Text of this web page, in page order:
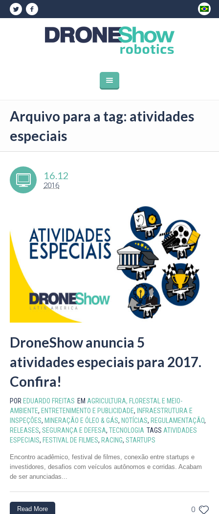
Arquivo para a tag: atividades
especiais
16.12
2016
DroneShow anuncia 5
atividades especiais para 2017.
Confira!
POR EDUARDO FREITAS EM AGRICULTURA, FLORESTAL E MEIO-
AMBIENTE, ENTRETENIMENTO E PUBLICIDADE, INFRAESTRUTURA E
INSPEÇÕES, MINERAÇÃO E ÓLEO & GÁS, NOTÍCIAS, REGULAMENTAÇÃO,
RELEASES, SEGURANÇA E DEFESA, TECNOLOGIA TAGS ATIVIDADES
ESPECIAIS, FESTIVAL DE FILMES, RACING, STARTUPS
Encontro acadêmico, festival de filmes, conexão entre startups e
investidores, desafios com veículos autônomos e corridas. Acabam
de ser anunciadas...
0
Read More